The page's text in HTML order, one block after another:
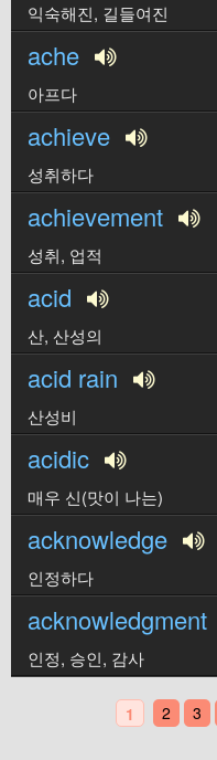
익숙해진, 길들여진
ache
아프다
achieve
성취하다
achievement
성취, 업적
acid
산, 산성의
acid rain
산성비
acidic
매우 신(맛이 나는)
acknowledge
인정하다
acknowledgment
인정, 승인, 감사
1 2 3